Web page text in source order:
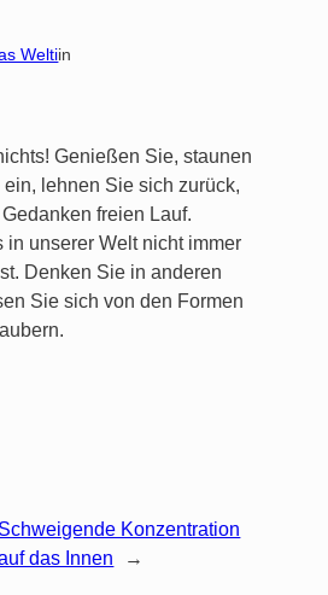
Weltiin
Genießen Sie, staunen
lehnen Sie sich zurück,
freien Lauf.
in unserer Welt nicht immer
Denken Sie in anderen
Sie sich von den Formen
Schweigende Konzentration
das Innen
→